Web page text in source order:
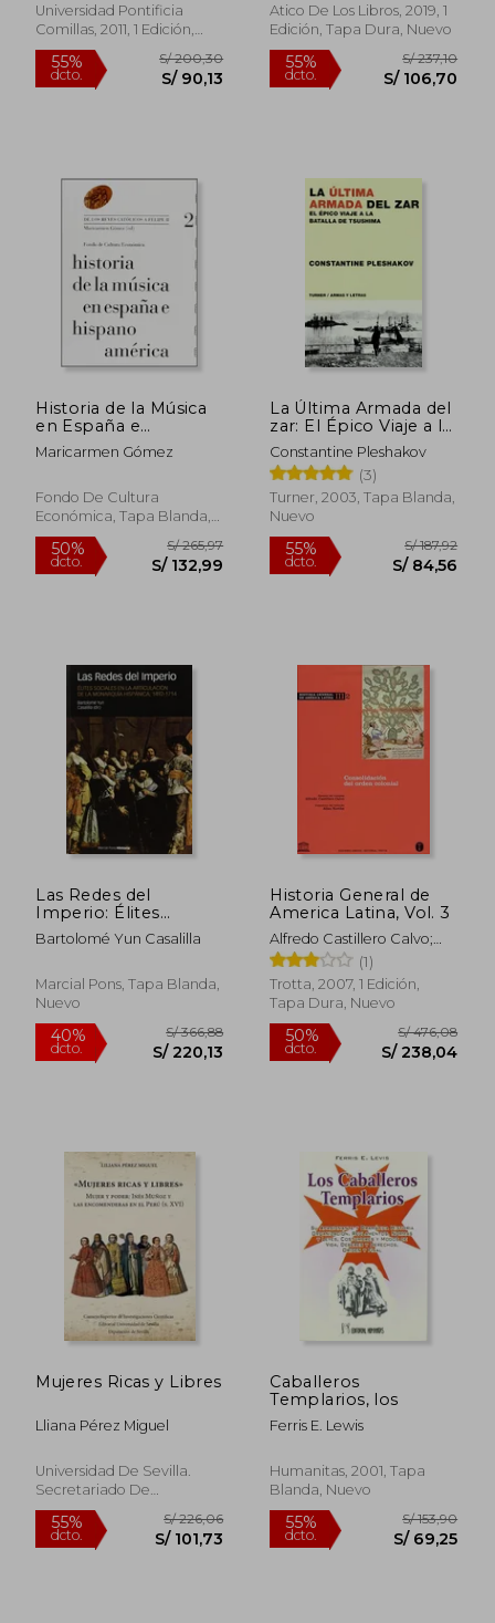
55% S/ 194,41 55% S/
Comillas, Historia de
las Ideas)
Universidad Pontificia
Comillas, 2011, 1 Edición,
Tapa Blanda, Nuevo
Atico De Los Libros, 2019, 1
Edición, Tapa Dura, Nuevo
Historia de la Música
en España e
Hispanoamérica, Vol.
2. De los Reyes
Maricarmen Gómez
Fondo De Cultura
Económica, Tapa Blanda,
Nuevo
50%
dcto. S/ 132,99
La Última Armada del
zar: El Épico Viaje a la
Batalla de Tsushima
Constantine Pleshakov
(3)
Turner, 2003, Tapa Blanda,
Nuevo
55%
dcto.
Las Redes del
Imperio: Élites
Sociales en la
Articulación de la
Bartolomé Yun Casalilla
Marcial Pons, Tapa Blanda,
Nuevo
Historia General de
America Latina, Vol. 3
Alfredo Castillero Calvo;
Eds. Allan Kuethe
(1)
Trotta, 2007, 1 Edición,
Tapa Dura, Nuevo
Mujeres Ricas y Libres
Lliana Pérez Miguel
Universidad De Sevilla.
Secretariado De
Publicaciones, 2020, 1
Edición, Tapa Blanda,
Nuevo
Caballeros
Templarios, los
Ferris E. Lewis
Humanitas, 2001, Tapa
Blanda, Nuevo